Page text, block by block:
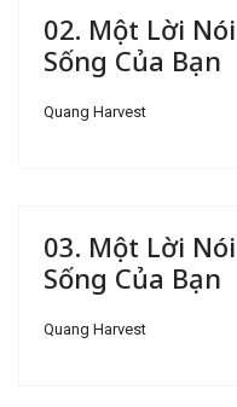
02. Một Lời
Sống Của Bạn
Quang Harvest
03. Một Lời
Sống Của Bạn
Quang Harvest